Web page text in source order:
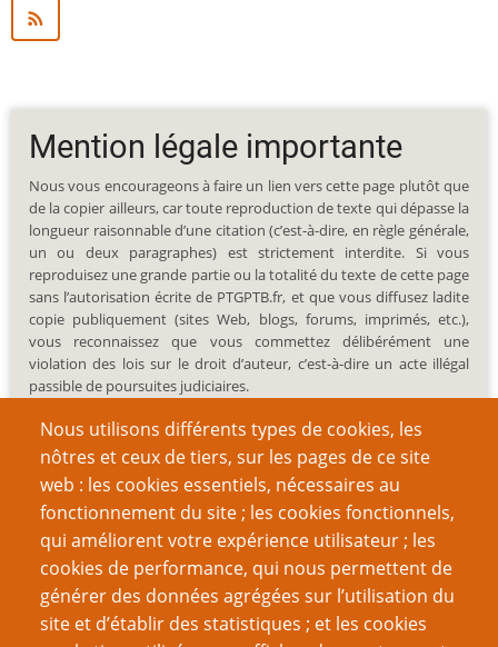
Nous utilisons différents types de cookies, les
nôtres et ceux de tiers, sur les pages de ce site
web : les cookies essentiels, nécessaires au
fonctionnement du site ; les cookies fonctionnels,
qui améliorent votre expérience utilisateur ; les
cookies de performance, qui nous permettent de
générer des données agrégées sur l’utilisation du
site et d’établir des statistiques ; et les cookies
Mention légale importante
Nous vous encourageons à faire un lien vers cette page plutôt que
de la copier ailleurs, car toute reproduction de texte qui dépasse la
longueur raisonnable d’une citation (c’est-à-dire, en règle générale,
un ou deux paragraphes) est strictement interdite. Si vous
reproduisez une grande partie ou la totalité du texte de cette page
sans l’autorisation écrite de PTGPTB.fr, et que vous diffusez ladite
copie publiquement (sites Web, blogs, forums, imprimés, etc.),
vous reconnaissez que vous commettez délibérément une
violation des lois sur le droit d’auteur, c’est-à-dire un acte illégal
passible de poursuites judiciaires.
Recherche